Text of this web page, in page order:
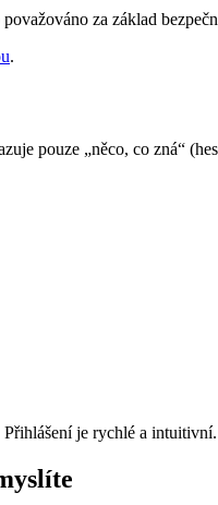
za základ
.
pouze „něco, co zná“
je rychlé a intuitivní.